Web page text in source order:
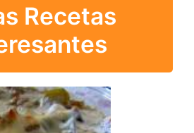
Recetas